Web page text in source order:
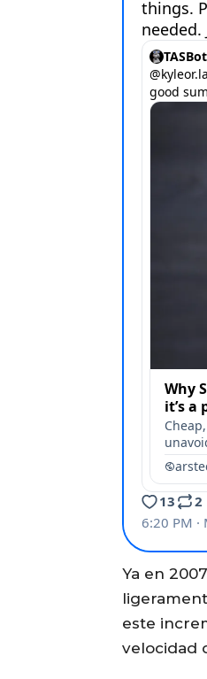
Ya en
este
velocidad